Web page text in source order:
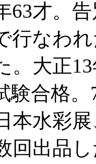
63才。
行なわ
。大正
験合格
本水彩
回出品